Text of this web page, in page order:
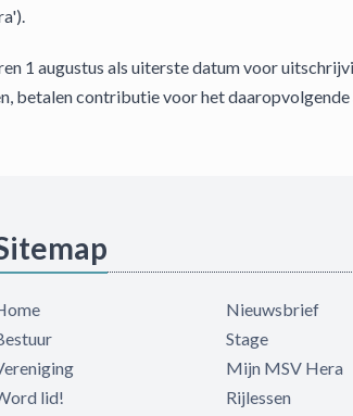
1 augustus als uiterste datum voor
betalen contributie voor het daaropvolgende
lid!
Nieuwsbrief
Stage
Mijn MSV Hera
Rijlessen